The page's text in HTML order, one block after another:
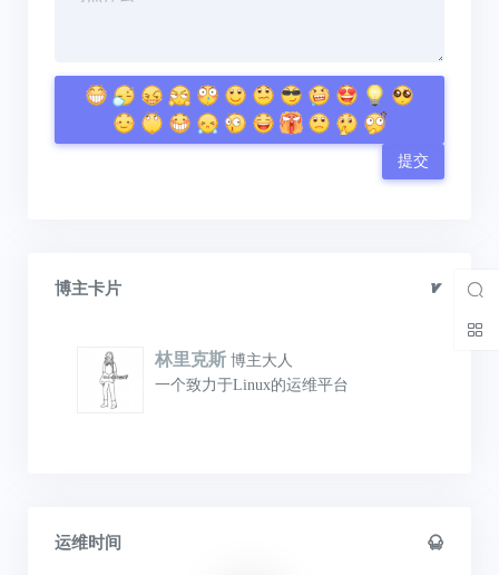
提交
博主卡片
林里克斯 博主大人
一个致力于Linux的运维平台
运维时间